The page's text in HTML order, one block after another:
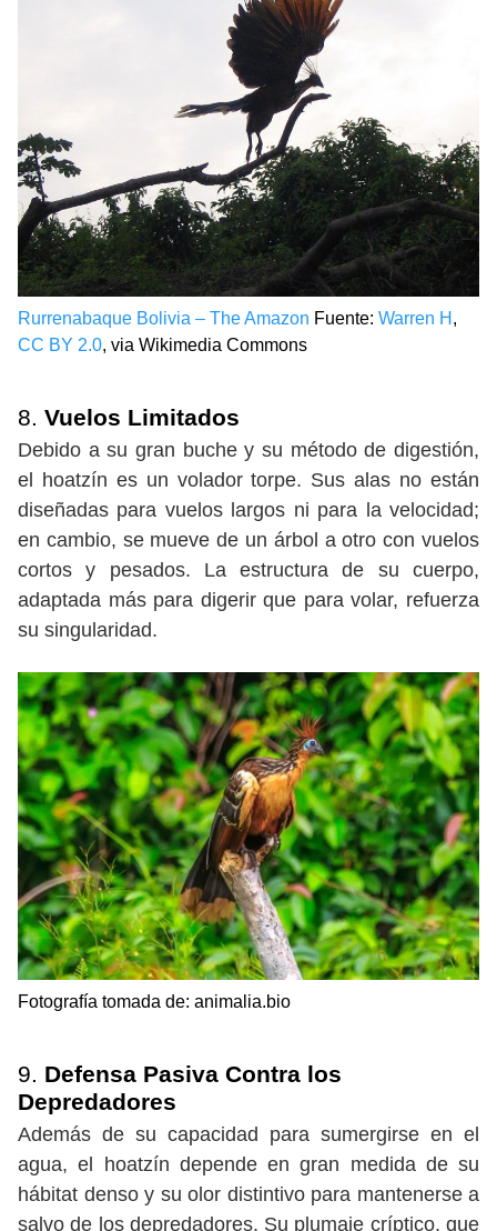
Rurrenabaque Bolivia – The Amazon Fuente: Warren H ,
CC BY 2.0, via Wikimedia Commons
8. Vuelos Limitados
Debido a su gran buche y su método de digestión,
el hoatzín es un volador torpe. Sus alas no están
diseñadas para vuelos largos ni para la velocidad;
en cambio, se mueve de un árbol a otro con vuelos
cortos y pesados. La estructura de su cuerpo,
adaptada más para digerir que para volar, refuerza
su singularidad.
Fotografía tomada de: animalia.bio
9. Defensa Pasiva Contra los
Depredadores
Además de su capacidad para sumergirse en el
agua, el hoatzín depende en gran medida de su
hábitat denso y su olor distintivo para mantenerse a
salvo de los depredadores. Su plumaje críptico, que